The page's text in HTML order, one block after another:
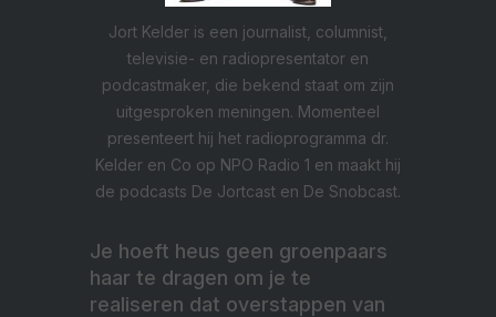
Jort Kelder is een journalist, columnist,
televisie- en radiopresentator en
podcastmaker, die bekend staat om zijn
uitgesproken meningen. Momenteel
presenteert hij het radioprogramma dr.
Kelder en Co op NPO Radio 1 en maakt hij
de podcasts De Jortcast en De Snobcast.
Je hoeft heus geen groenpaars
haar te dragen om je te
realiseren dat overstappen van